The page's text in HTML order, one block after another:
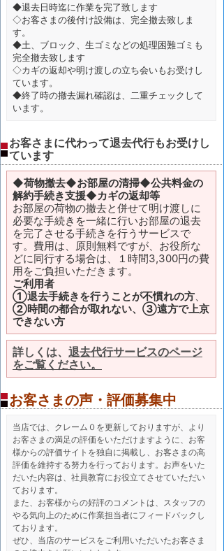
◆退去日時迄に作業を完了致します
◇お客さまの後付け設備は、完全撤去致しま
す。
◆土、ブロック、生ゴミなどの処理困難ゴミも
完全撤去致します
◇カギの返却や明け渡しの立ち会いもお受けし
ています。
◆終了時の撤去漏れ確認は、二重チェックして
います。
お客さまに代わって退去代行もお受けし
ています
◆荷物撤去◆お部屋の清掃◆公共料金の
解約手続き支援◆カギの返却等
お部屋の荷物の撤去と併せて明け渡しに
必要な手続きを一緒に行いお部屋の退去
を完了させる手続きを行うサービスで
す。費用は、原則無料ですが、お役所な
どに同行する場合は、１時間3,300円の費
用をご負担いただきます。
ご利用者
①退去手続きを行うことが不慣れの方、
②時間の都合が取れない、③遠方で上京
できない方
詳しくは、 退去代行サービスのページ
をご覧ください。
お客さまの声・評価募集中
当店では、クレーム０を更新しておりますが、より
お客さまの満足の評価をいただけますように、お客
様からの評価サイトを独自に掲載し、お客さまの高
評価を維持する努力を行っております。お声をいた
だいた内容は、社員教育にお役立てさせていただい
ております。
また、お客様からの好評のコメントは、スタッフの
やる気向上のために作業担当者にフィードバックし
ております。
ぜひ、当店のサービスをご利用いただいたお客さま